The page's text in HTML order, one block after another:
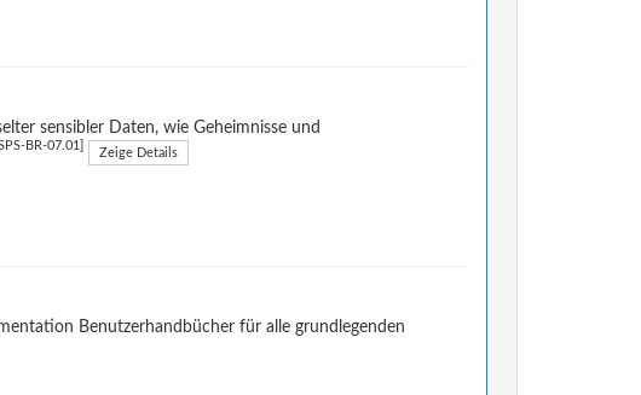
sensibler Daten, wie Geheimnisse und
BR-07.01] Zeige Details
Benutzerhandbücher für alle grundlegenden